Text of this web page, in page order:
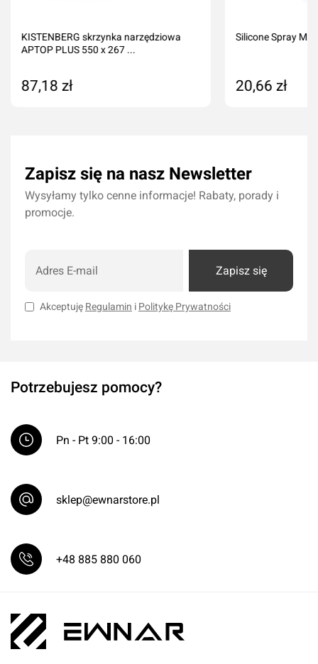
KISTENBERG skrzynka narzędziowa
APTOP PLUS 550 x 267 ...
87,18 zł
Silicone Spray
20,66 zł
Zapisz się na nasz Newsletter
Wysyłamy tylko cenne informacje! Rabaty, porady i
promocje.
Zapisz się
Akceptuję Regulamin i Politykę Prywatności
Potrzebujesz pomocy?
Pn - Pt 9:00 - 16:00
sklep@ewnarstore.pl
+48 885 880 060